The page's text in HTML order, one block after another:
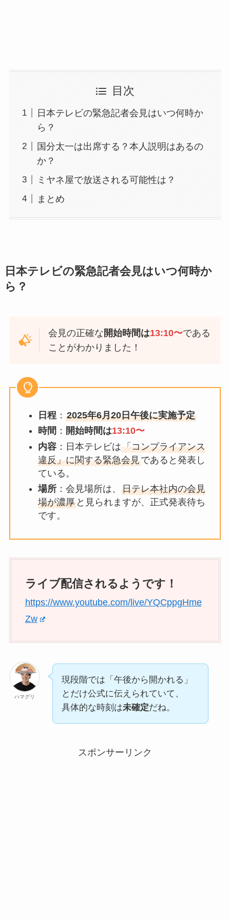
目次
日本テレビの緊急記者会見はいつ何時か
ら？
国分太一は出席する？本人説明はあるの
か？
ミヤネ屋で放送される可能性は？
まとめ
日本テレビの緊急記者会見はいつ何時か
ら？
会見の正確な 開始時間は13:10〜である
ことがわかりました！
日程： 2025年6月20日午後に実施予定
時間 ： 開始時間は13:10〜
内容：日本テレビは「コンプライアンス
違反」に関する緊急会見であると発表し
ている。
場所：会見場所は、 日テレ本社内の会見
場が濃厚と見られますが、正式発表待ち
です。
ライブ配信されるようです！
https://www.youtube.com/live/YQCppgHme
Zw
ハマグリ
現段階では「午後から開かれる」
とだけ公式に伝えられていて、
具体的な時刻は未確定だね。
スポンサーリンク